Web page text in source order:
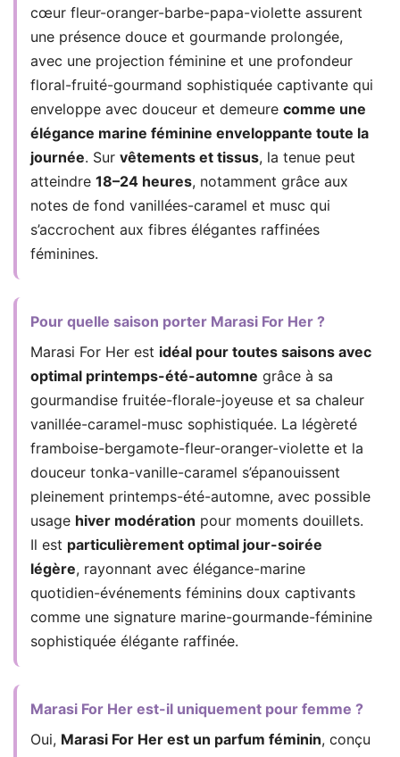
cœur fleur-oranger-barbe-papa-violette assurent
une présence douce et gourmande prolongée,
avec une projection féminine et une profondeur
floral-fruité-gourmand sophistiquée captivante qui
enveloppe avec douceur et demeure comme une
élégance marine féminine enveloppante toute la
journée. Sur vêtements et tissus, la tenue peut
atteindre 18–24 heures, notamment grâce aux
notes de fond vanillées-caramel et musc qui
s’accrochent aux fibres élégantes raffinées
féminines.
Pour quelle saison porter Marasi For Her ?
Marasi For Her est idéal pour toutes saisons avec
optimal printemps-été-automne grâce à sa
gourmandise fruitée-florale-joyeuse et sa chaleur
vanillée-caramel-musc sophistiquée. La légèreté
framboise-bergamote-fleur-oranger-violette et la
douceur tonka-vanille-caramel s’épanouissent
pleinement printemps-été-automne, avec possible
usage hiver modération pour moments douillets.
Il est particulièrement optimal jour-soirée
légère, rayonnant avec élégance-marine
quotidien-événements féminins doux captivants
comme une signature marine-gourmande-féminine
sophistiquée élégante raffinée.
Marasi For Her est-il uniquement pour femme ?
Oui, Marasi For Her est un parfum féminin, conçu